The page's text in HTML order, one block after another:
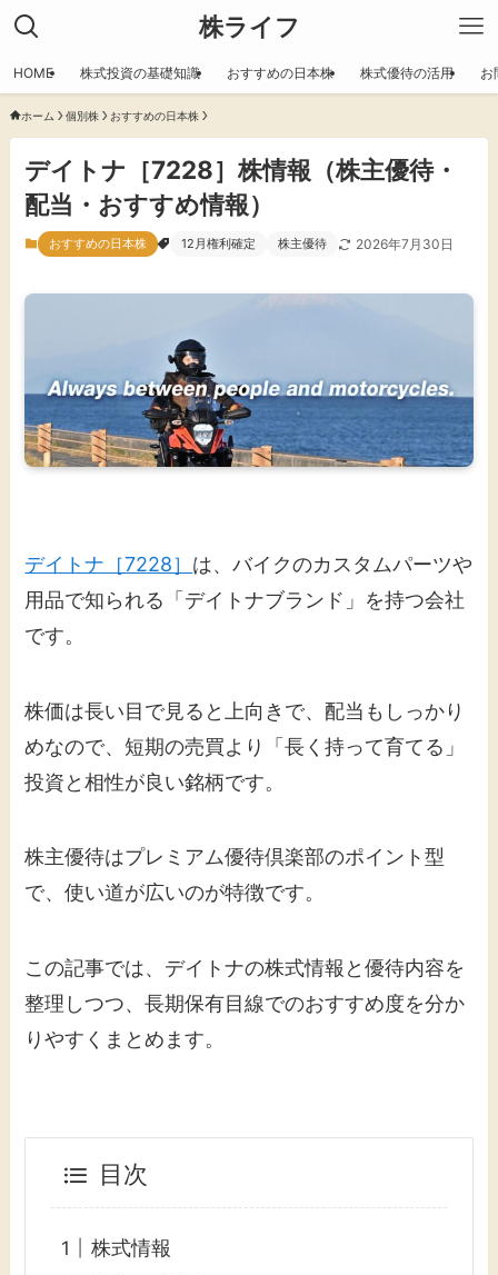
株ライフ
HOME 株式投資の基礎知識 おすすめの日本株 株式優待の活用 お
ホーム 個別株 おすすめの日本株
デイトナ［7228］株情報（株主優待・
配当・おすすめ情報）
おすすめの日本株 12月権利確定 株主優待 2026年7月30日
デイトナ［7228］ は、バイクのカスタムパーツや
用品で知られる「デイトナブランド」を持つ会社
です。
株価は長い目で見ると上向きで、配当もしっかり
めなので、短期の売買より「長く持って育てる」
投資と相性が良い銘柄です。
株主優待はプレミアム優待倶楽部のポイント型
で、使い道が広いのが特徴です。
この記事では、デイトナの株式情報と優待内容を
整理しつつ、長期保有目線でのおすすめ度を分か
りやすくまとめます。
目次
株式情報